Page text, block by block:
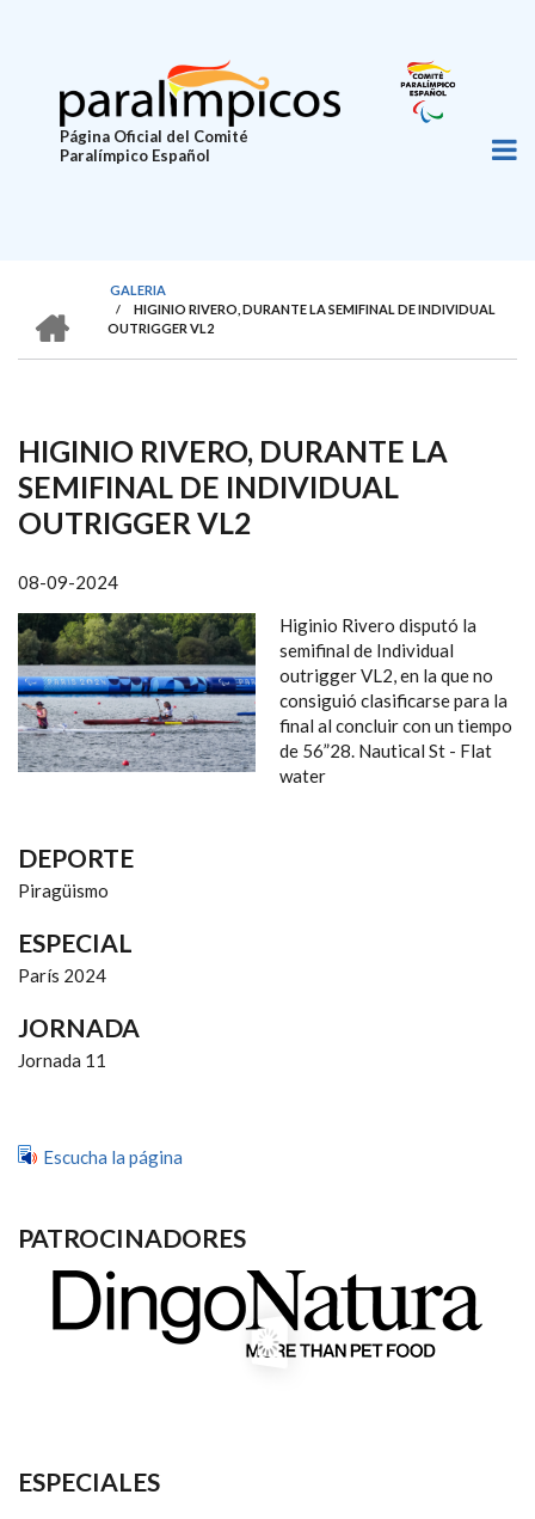
principal
Página Oficial del Comité
Paralímpico Español
SOBRESCRIBIR
ENLACES
AYUDA
A
LA
NAVEGACIÓN
GALERIA
/
HIGINIO RIVERO, DURANTE LA SEMIFINAL DE INDIVIDUAL
OUTRIGGER VL2
HIGINIO RIVERO, DURANTE LA
SEMIFINAL DE INDIVIDUAL
OUTRIGGER VL2
08-09-2024
Higinio Rivero disputó la
semifinal de Individual
outrigger VL2, en la que no
consiguió clasificarse para la
final al concluir con un tiempo
de 56”28. Nautical St - Flat
water
DEPORTE
Piragüismo
ESPECIAL
París 2024
JORNADA
Jornada 11
Escucha la página
PATROCINADORES
ESPECIALES